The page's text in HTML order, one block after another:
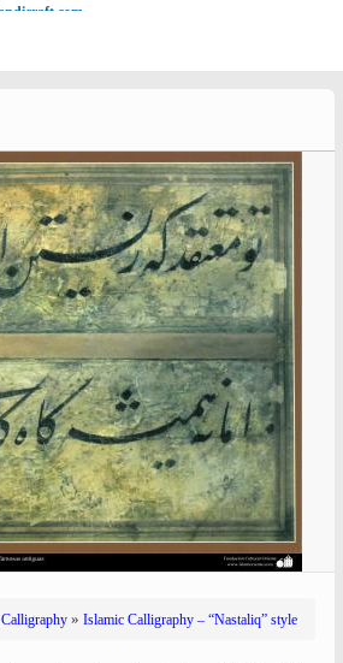
» Islamic Calligraphy – “Nastaliq” style